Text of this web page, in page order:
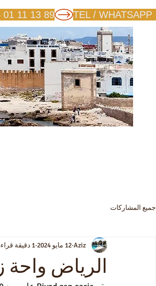
جميع المشاركات
الرياض واحة
Aziz 12 مايو 2024 1 دقيقة قراءة